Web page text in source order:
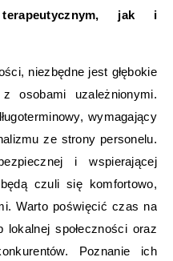
jak i
niezbędne jest głębokie
osobami uzależnionymi.
wymagający
ze strony personelu.
i wspierającej
czuli się komfortowo,
Warto poświęcić czas na
lokalnej społeczności oraz
Poznanie ich